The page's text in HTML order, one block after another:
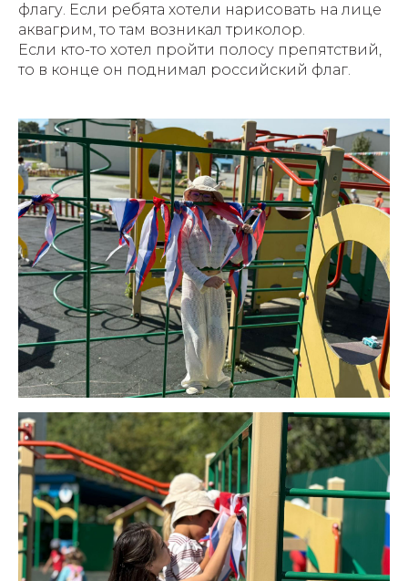
флагу. Если ребята хотели нарисовать на лице
аквагрим, то там возникал триколор.
Если кто-то хотел пройти полосу препятствий,
то в конце он поднимал российский флаг.